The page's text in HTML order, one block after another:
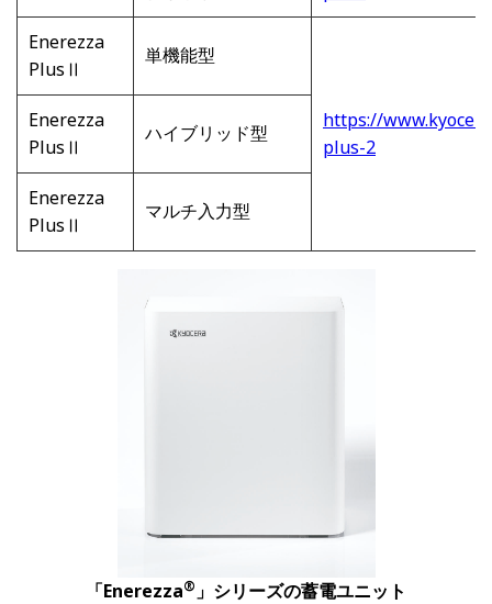
Enerezza
PlusⅡ
単機能型
https://
plus-2
Enerezza
PlusⅡ
ハイブリッド型
Enerezza
PlusⅡ
マルチ入力型
「Enerezza® 」シリーズの蓄電ユニット